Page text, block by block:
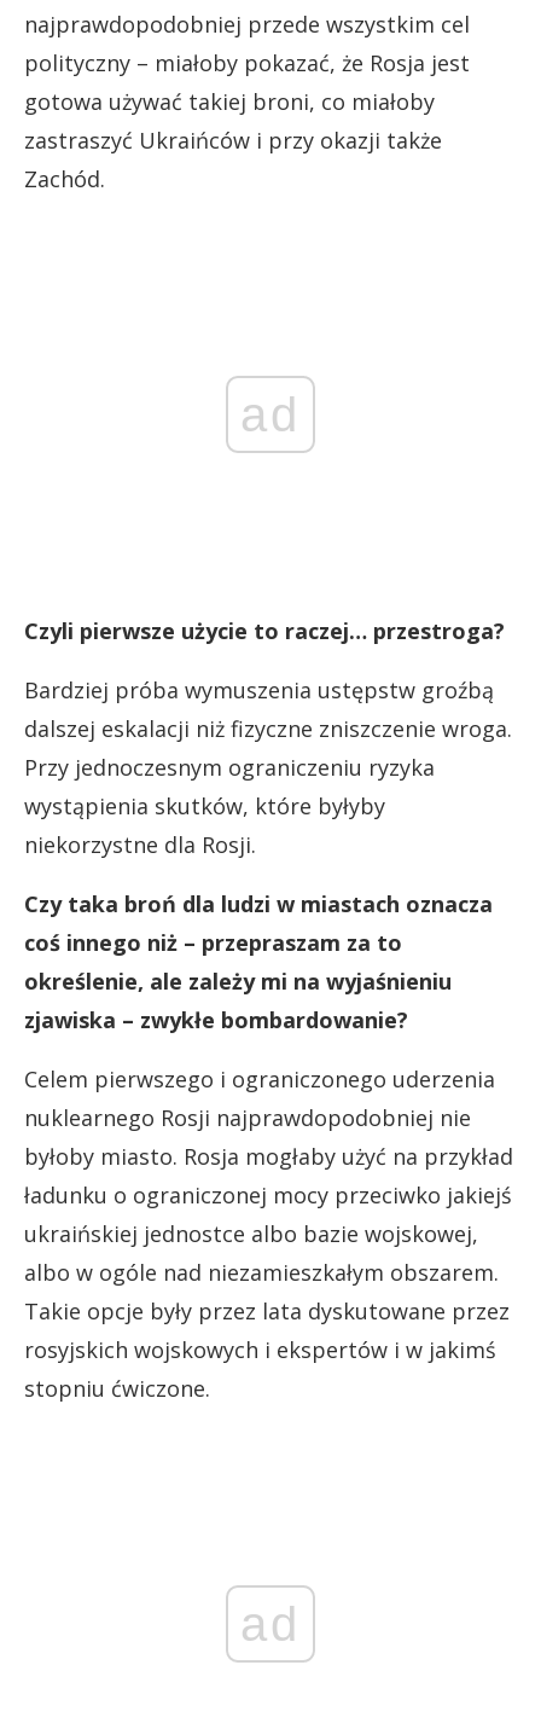
najprawdopodobniej przede wszystkim cel
polityczny – miałoby pokazać, że Rosja jest
gotowa używać takiej broni, co miałoby
zastraszyć Ukraińców i przy okazji także
Zachód.
ad
Czyli pierwsze użycie to raczej… przestroga?
Bardziej próba wymuszenia ustępstw groźbą
dalszej eskalacji niż fizyczne zniszczenie wroga.
Przy jednoczesnym ograniczeniu ryzyka
wystąpienia skutków, które byłyby
niekorzystne dla Rosji.
Czy taka broń dla ludzi w miastach oznacza
coś innego niż – przepraszam za to
określenie, ale zależy mi na wyjaśnieniu
zjawiska – zwykłe bombardowanie?
Celem pierwszego i ograniczonego uderzenia
nuklearnego Rosji najprawdopodobniej nie
byłoby miasto. Rosja mogłaby użyć na przykład
ładunku o ograniczonej mocy przeciwko jakiejś
ukraińskiej jednostce albo bazie wojskowej,
albo w ogóle nad niezamieszkałym obszarem.
Takie opcje były przez lata dyskutowane przez
rosyjskich wojskowych i ekspertów i w jakimś
stopniu ćwiczone.
ad